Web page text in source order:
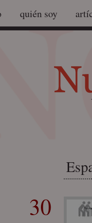
quién soy
30